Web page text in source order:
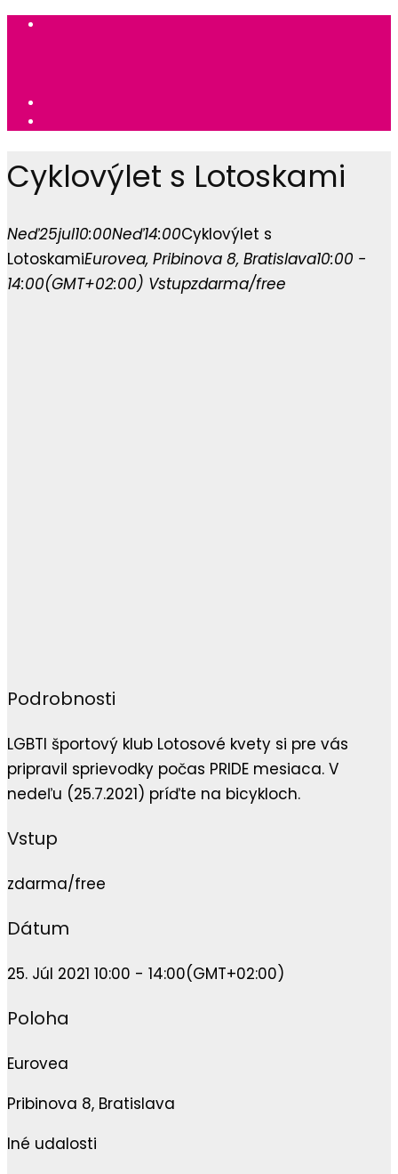
Cyklovýlet s Lotoskami
Neď25jul10:00Neď14:00Cyklovýlet s
LotoskamiEurovea, Pribinova 8, Bratislava10:00 -
14:00(GMT+02:00) Vstupzdarma/free
Podrobnosti
LGBTI športový klub Lotosové kvety si pre vás
pripravil sprievodky počas PRIDE mesiaca. V
nedeľu (25.7.2021) príďte na bicykloch.
Vstup
zdarma/free
Dátum
25. Júl 2021 10:00 - 14:00(GMT+02:00)
Poloha
Eurovea
Pribinova 8, Bratislava
Iné udalosti